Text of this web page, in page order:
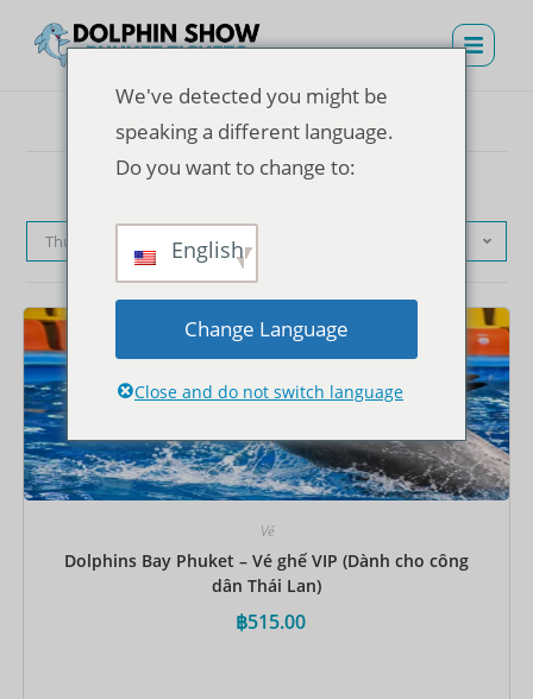
Thứ tự mặc định
Vé
Dolphins Bay Phuket – Vé ghế VIP (Dành cho công
dân Thái Lan)
฿515.00
We've detected you might be
speaking a different language.
Do you want to change to:
English
Change Language
Close and do not switch language